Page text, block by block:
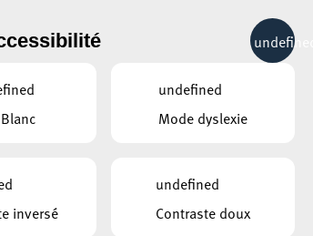
MOBILITÉ
AUTRES ÉVÉNEMENTS
CENTRE NATURE ET FORÊT ELLERGRONN
Herbes, arbres et autres
plantes
20°C
undefined
Mode dyslexie
inversé
undefined
Contraste doux